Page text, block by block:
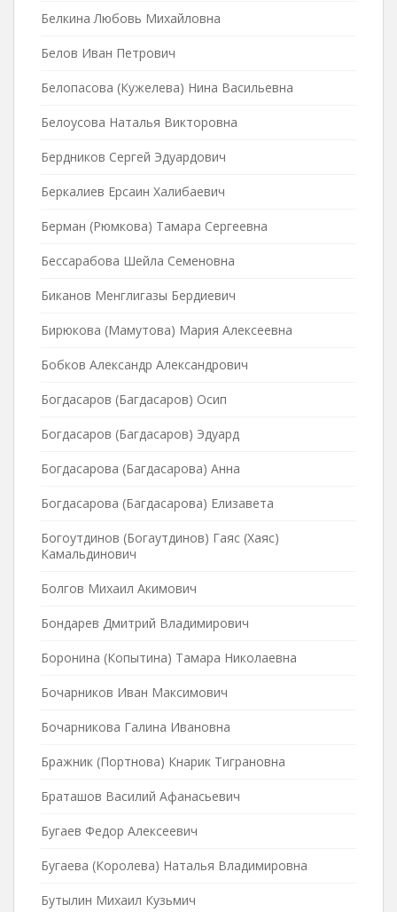
Белкина Любовь Михайловна
Белов Иван Петрович
Белопасова (Кужелева) Нина Васильевна
Белоусова Наталья Викторовна
Бердников Сергей Эдуардович
Беркалиев Ерсаин Халибаевич
Берман (Рюмкова) Тамара Сергеевна
Бессарабова Шейла Семеновна
Биканов Менглигазы Бердиевич
Бирюкова (Мамутова) Мария Алексеевна
Бобков Александр Александрович
Богдасаров (Багдасаров) Осип
Богдасаров (Багдасаров) Эдуард
Богдасарова (Багдасарова) Анна
Богдасарова (Багдасарова) Елизавета
Богоутдинов (Богаутдинов) Гаяс (Хаяс)
Камальдинович
Болгов Михаил Акимович
Бондарев Дмитрий Владимирович
Боронина (Копытина) Тамара Николаевна
Бочарников Иван Максимович
Бочарникова Галина Ивановна
Бражник (Портнова) Кнарик Тиграновна
Браташов Василий Афанасьевич
Бугаев Федор Алексеевич
Бугаева (Королева) Наталья Владимировна
Бутылин Михаил Кузьмич